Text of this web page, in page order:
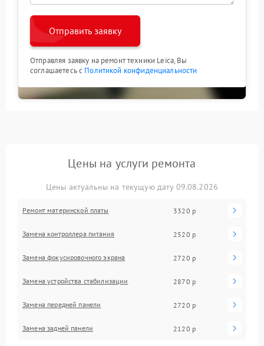
Отправить заявку
Отправляя заявку на ремонт техники Leica, Вы
соглашаетесь с Политикой конфиденциальности
Цены на услуги ремонта
Цены актуальны на текущую дату 09.08.2026
Ремонт материнской платы 3320 р
Замена контроллера питания 2520 р
Замена фокусировочного экрана 2720 р
Замена устройства стабилизации 2870 р
Замена передней панели 2720 р
Замена задней панели 2120 р